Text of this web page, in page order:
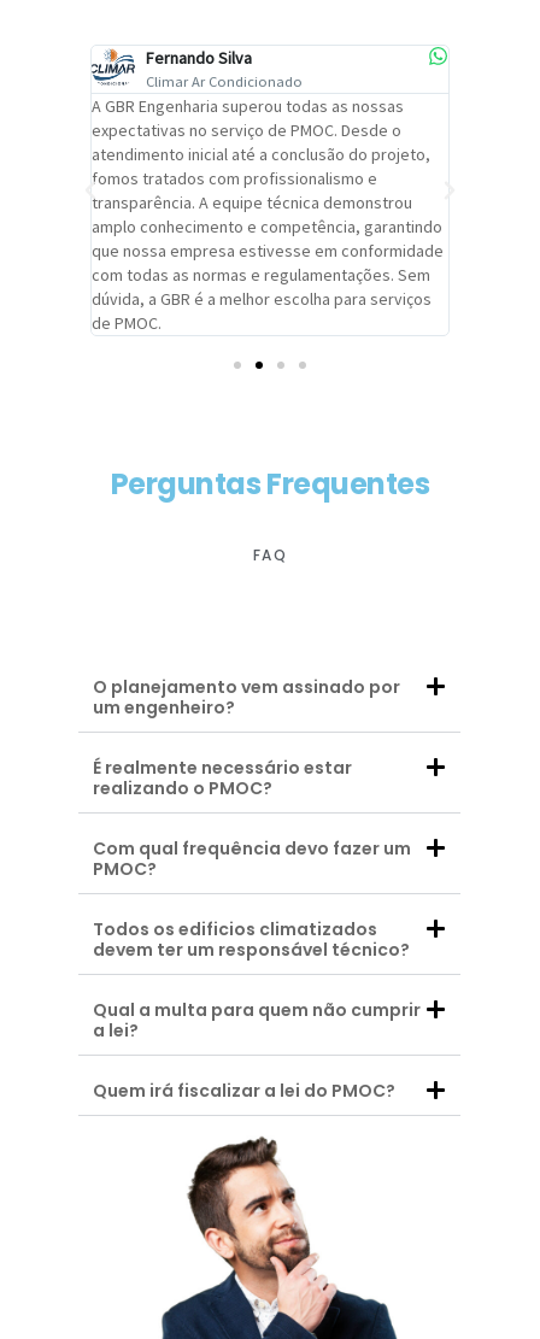
Fernando Silva
Climar Ar Condicionado
A GBR Engenharia superou todas as nossas
expectativas no serviço de PMOC. Desde o
atendimento inicial até a conclusão do projeto,
fomos tratados com profissionalismo e
transparência. A equipe técnica demonstrou
amplo conhecimento e competência, garantindo
que nossa empresa estivesse em conformidade
com todas as normas e regulamentações. Sem
dúvida, a GBR é a melhor escolha para serviços
de PMOC.
Perguntas Frequentes
FAQ
O planejamento vem assinado por
um engenheiro?
É realmente necessário estar
realizando o PMOC?
Com qual frequência devo fazer um
PMOC?
Todos os edificios climatizados
devem ter um responsável técnico?
Qual a multa para quem não cumprir
a lei?
Quem irá fiscalizar a lei do PMOC?